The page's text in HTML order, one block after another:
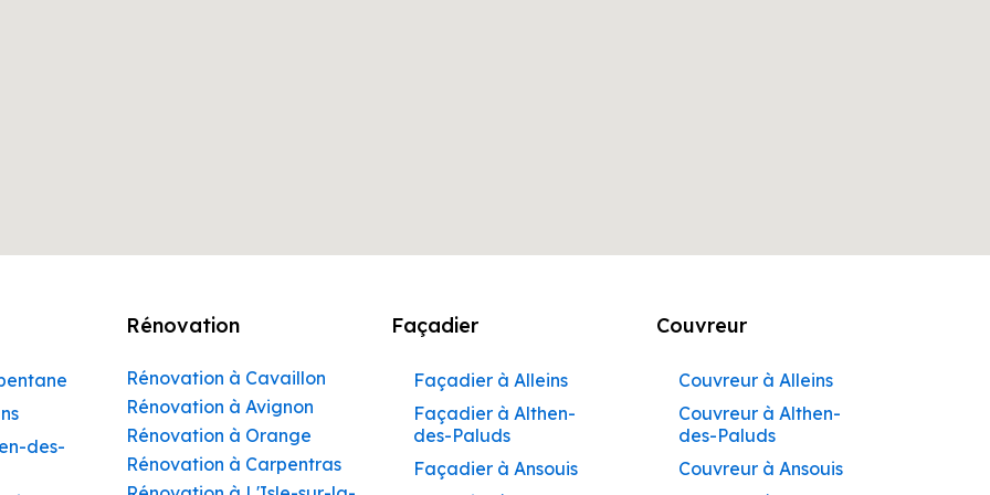
des-
Rénovation
Rénovation à Cavaillon
Rénovation à Avignon
Rénovation à Orange
Rénovation à Carpentras
Façadier
Façadier à Alleins
Façadier à Althen-
des-Paluds
Façadier à Ansouis
Couvreur
Couvreur à Alleins
Couvreur à Althen-
des-Paluds
Couvreur à Ansouis